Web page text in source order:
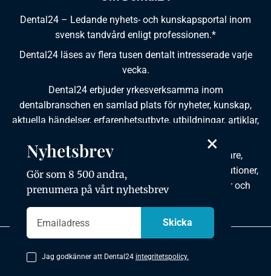
Dental24 – Ledande nyhets- och kunskapsportal inom
svensk tandvård enligt professionen.*
Dental24 läses av flera tusen dentalt intresserade varje
vecka.
Dental24 erbjuder yrkesverksamma inom
dentalbranschen en samlad plats för nyheter, kunskap,
aktuella händelser, erfarenhetsutbyte, utbildningar, artiklar,
Dental24 produceras i samverkan med tandläkare,
tandhygienister, tandsköterskor, tandtekniker, institutioner,
kursgivare, föreningar, organisationer, leverantörer och
Copyright © 2026 Dental24. All rights reserved.
×
Nyhetsbrev
Gör som 8 500 andra,
prenumera på vårt nyhetsbrev
Jag godkänner att Dental24 integritetspolicy.